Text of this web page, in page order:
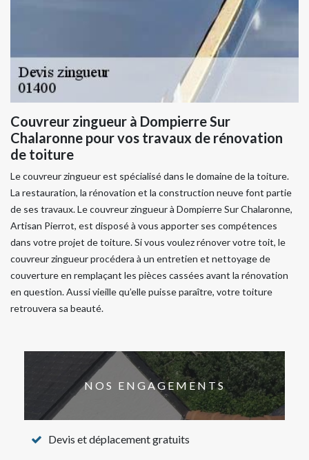
Couvreur zingueur à Dompierre Sur
Chalaronne pour vos travaux de rénovation
de toiture
Le couvreur zingueur est spécialisé dans le domaine de la toiture.
La restauration, la rénovation et la construction neuve font partie
de ses travaux. Le couvreur zingueur à Dompierre Sur Chalaronne,
Artisan Pierrot, est disposé à vous apporter ses compétences
dans votre projet de toiture. Si vous voulez rénover votre toit, le
couvreur zingueur procédera à un entretien et nettoyage de
couverture en remplaçant les pièces cassées avant la rénovation
en question. Aussi vieille qu’elle puisse paraître, votre toiture
retrouvera sa beauté.
NOS ENGAGEMENTS
Devis et déplacement gratuits